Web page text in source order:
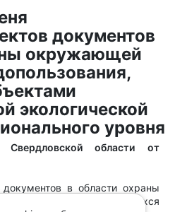
документов
окружающей
экологической
уровня
области от
в области охраны
являющихся